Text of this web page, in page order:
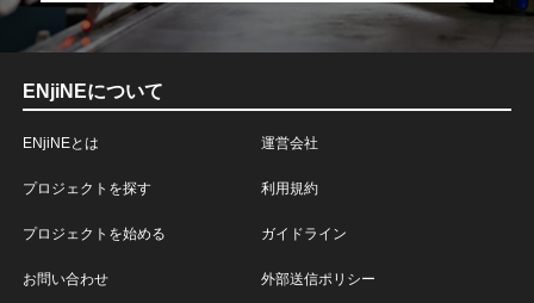
ENjiNEについて
ENjiNEとは
プロジェクトを探す
プロジェクトを始める
お問い合わせ
運営会社
利用規約
ガイドライン
外部送信ポリシー